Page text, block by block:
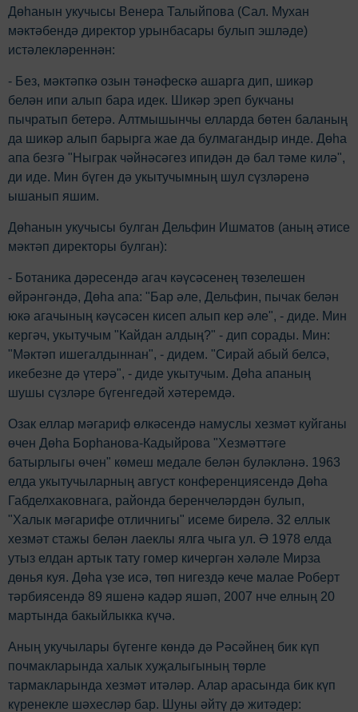
Дөһанын укучысы Венера Талыйпова (Сал. Мухан
мәктәбендә директор урынбасары булып эшләде)
истәлекләреннән:
- Без, мәктәпкә озын тәнәфескә ашарга дип, шикәр
белән ипи алып бара идек. Шикәр эреп букчаны
пычратып бетерә. Алтмышынчы елларда бөтен баланың
да шикәр алып барырга жае да булмагандыр инде. Дөһа
апа безгә "Ныграк чәйнәсәгез ипидән дә бал тәме килә",
ди иде. Мин бүген дә укытучымның шул сүзләренә
ышанып яшим.
Дөһанын укучысы булган Дельфин Ишматов (аның әтисе
мәктәп директоры булган):
- Ботаника дәресендә агач кәүсәсенең төзелешен
өйрәнгәндә, Дөһа апа: "Бар әле, Дельфин, пычак белән
юкә агачының кәүсәсен кисеп алып кер әле", - диде. Мин
кергәч, укытучым "Кайдан алдың?" - дип сорады. Мин:
"Мәктәп ишегалдыннан", - дидем. "Сирай абый белсә,
икебезне дә үтерә", - диде укытучым. Дөһа апаның
шушы сүзләре бүгенгедәй хәтеремдә.
Озак еллар мәгариф өлкәсендә намуслы хезмәт куйганы
өчен Дөһа Борhанова-Кадыйрова "Хезмәттәге
батырлыгы өчен" көмеш медале белән буләкләнә. 1963
елда укытучыларның август конференциясендә Дөһа
Габделхаковнага, районда беренчеләрдән булып,
"Халык мәгарифе отличнигы" исеме бирелә. 32 еллык
хезмәт стажы белән лаеклы ялга чыга ул. Ә 1978 елда
утыз елдан артык тату гомер кичергән хәләле Мирза
дөнья куя. Дөһа үзе исә, төп нигездә кече малае Роберт
тәрбиясендә 89 яшенә кадәр яшәп, 2007 нче елның 20
мартында бакыйлыкка күчә.
Аның укучылары бүгенге көндә дә Рәсәйнең бик күп
почмакларында халык хуҗалыгының төрле
тармакларында хезмәт итәләр. Алар арасында бик күп
күренекле шәхесләр бар. Шуны әйтү дә житәдер: